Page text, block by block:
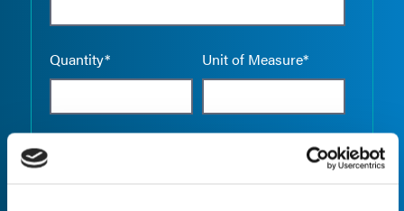
Quantity* Unit of Measure*
Empty